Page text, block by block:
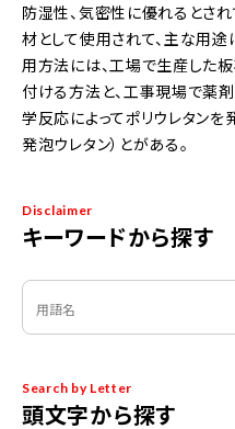
Disclaimer
キーワードから探す
Search by Letter
頭文字から探す
防湿性、気密性に優れるとさ
材として使用されて、主な用
用方法には、工場で生産した
付ける方法と、工事現場で薬
学反応によってポリウレタンを
発泡ウレタン）とがある。